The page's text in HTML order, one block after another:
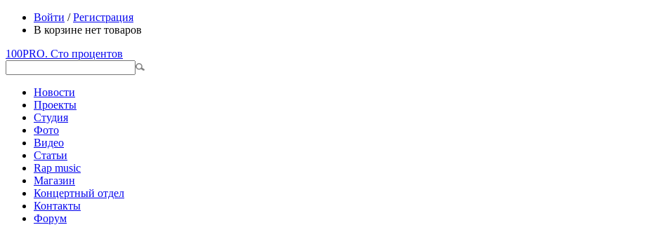
Войти /Регистрация
В корзине нет товаров
100PRO. Сто процентов
Новости
Проекты
Студия
Фото
Видео
Статьи
Rap music
Магазин
Концертный отдел
Контакты
Форум